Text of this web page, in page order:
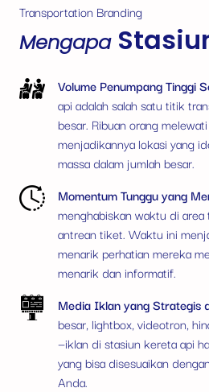
Transportation Branding
Mengapa
Volume Penumpang Tinggi
api adalah salah satu titik
besar. Ribuan orang
menjadikannya lokasi yang
massa dalam jumlah besar.
Momentum Tunggu yang
menghabiskan waktu di area
antrean tiket. Waktu ini
menarik perhatian mereka
menarik dan informatif.
Media Iklan yang Strategis
besar, lightbox, videotron,
—iklan di stasiun kereta api
yang bisa disesuaikan
Anda.